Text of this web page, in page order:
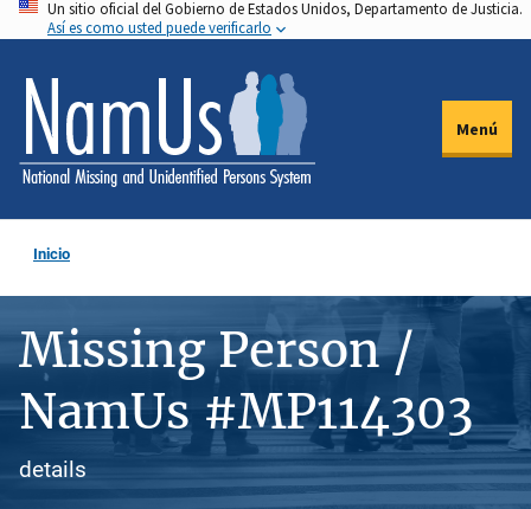
Pasar
al
contenido
principal
Un sitio oficial del Gobierno de Estados Unidos, Departamento de Justicia.
Así es como usted puede verificarlo
Menú
Inicio
Missing Person /
NamUs #MP114303
details